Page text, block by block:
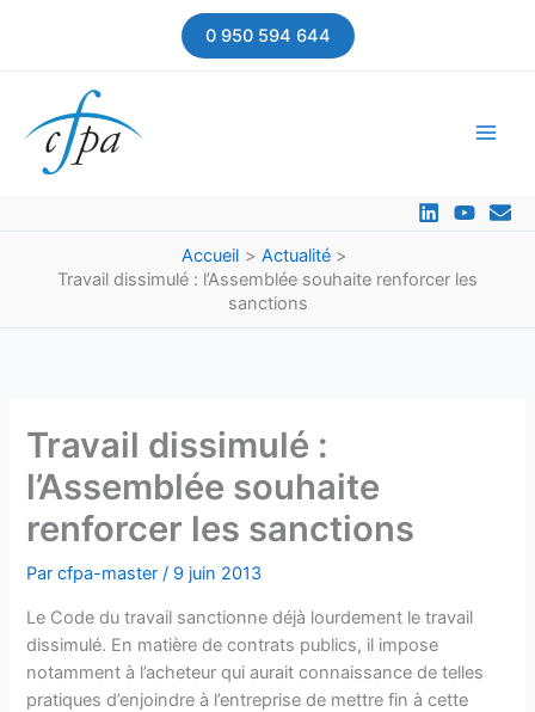
0 950 594 644
Accueil
Actualité
Travail dissimulé : l’Assemblée souhaite renforcer les
sanctions
Travail dissimulé :
l’Assemblée souhaite
renforcer les sanctions
Parcfpa-master/ 9 juin 2013
Le Code du travail sanctionne déjà lourdement le travail
dissimulé. En matière de contrats publics, il impose
notamment à l’acheteur qui aurait connaissance de telles
pratiques d’enjoindre à l’entreprise de mettre fin à cette